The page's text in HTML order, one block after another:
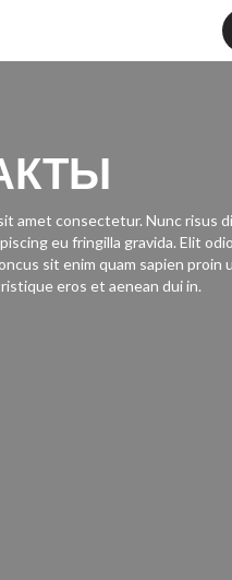
amet consectetur. Nunc risus
eu fringilla gravida. Elit
sit enim quam sapien proin
eros et aenean dui in.